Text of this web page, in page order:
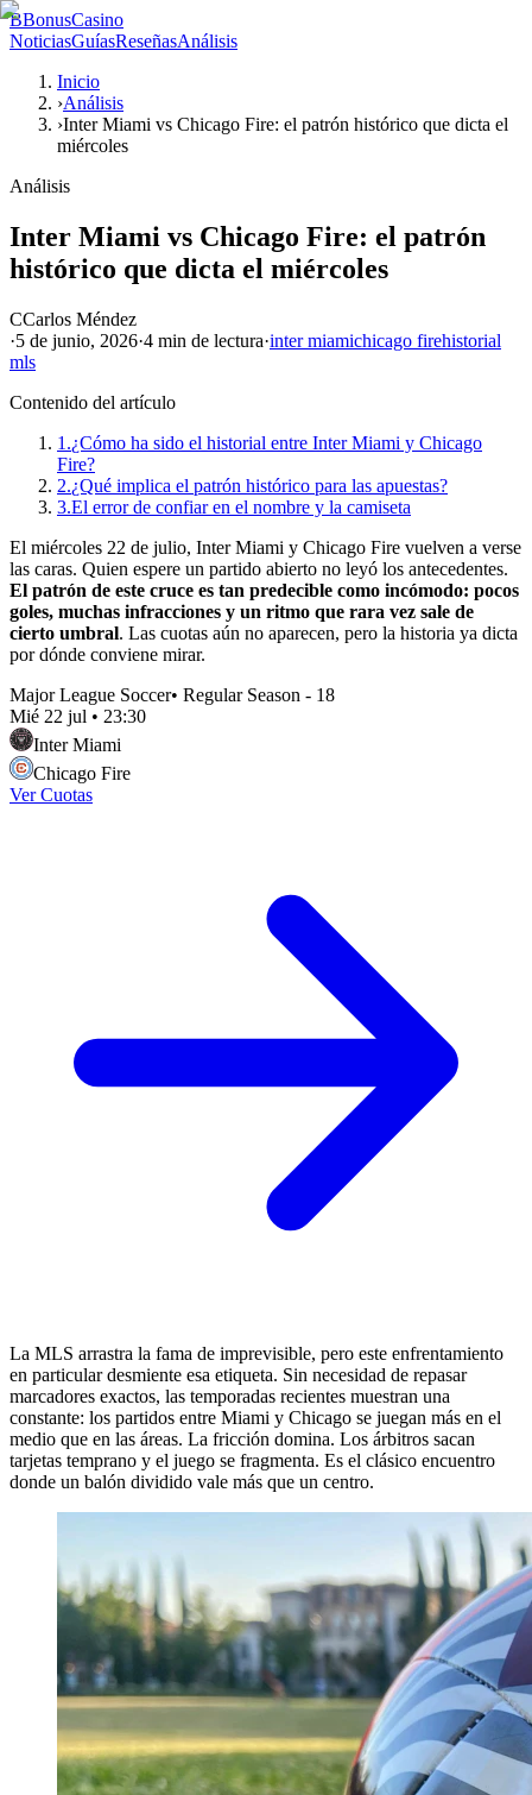
BBonusCasino
NoticiasGuíasReseñasAnálisis
Inicio
›Análisis
›Inter Miami vs Chicago Fire: el patrón histórico que dicta el
miércoles
Análisis
Inter Miami vs Chicago Fire: el patrón
histórico que dicta el miércoles
CCarlos Méndez
·5 de junio, 2026·4 min de lectura·inter miamichicago firehistorial
mls
Contenido del artículo
1.¿Cómo ha sido el historial entre Inter Miami y Chicago
Fire?
2.¿Qué implica el patrón histórico para las apuestas?
3.El error de confiar en el nombre y la camiseta
El miércoles 22 de julio, Inter Miami y Chicago Fire vuelven a verse
las caras. Quien espere un partido abierto no leyó los antecedentes.
El patrón de este cruce es tan predecible como incómodo: pocos
goles, muchas infracciones y un ritmo que rara vez sale de
cierto umbral. Las cuotas aún no aparecen, pero la historia ya dicta
por dónde conviene mirar.
Major League Soccer• Regular Season - 18
Mié 22 jul • 23:30
Inter Miami
Chicago Fire
Ver Cuotas
La MLS arrastra la fama de imprevisible, pero este enfrentamiento
en particular desmiente esa etiqueta. Sin necesidad de repasar
marcadores exactos, las temporadas recientes muestran una
constante: los partidos entre Miami y Chicago se juegan más en el
medio que en las áreas. La fricción domina. Los árbitros sacan
tarjetas temprano y el juego se fragmenta. Es el clásico encuentro
donde un balón dividido vale más que un centro.